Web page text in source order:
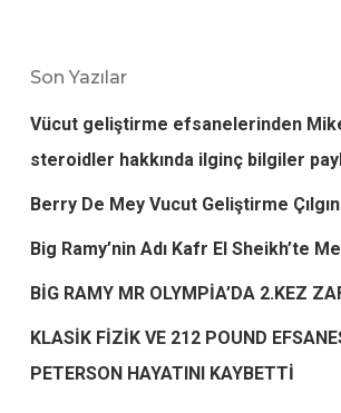
Son Yazılar
Vücut geliştirme efsanelerinden
steroidler hakkında ilginç bilgiler
Berry De Mey Vucut Geliştirme
Big Ramy’nin Adı Kafr El Sheikh’te
BİG RAMY MR OLYMPİA’DA 2.KEZ
KLASİK FİZİK VE 212 POUND
PETERSON HAYATINI KAYBETTİ